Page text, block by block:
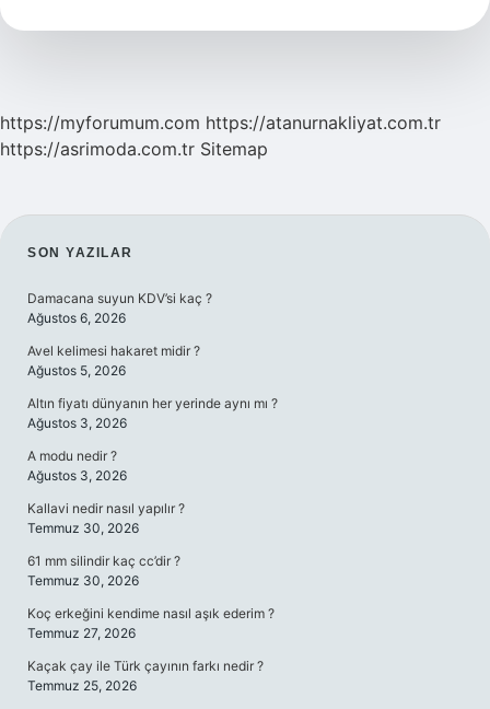
https://myforumum.com https://atanurnakliyat.com.tr
https://asrimoda.com.tr Sitemap
SIDEBAR
SON YAZILAR
Damacana suyun KDV’si kaç ?
Ağustos 6, 2026
Avel kelimesi hakaret midir ?
Ağustos 5, 2026
Altın fiyatı dünyanın her yerinde aynı mı ?
Ağustos 3, 2026
A modu nedir ?
Ağustos 3, 2026
Kallavi nedir nasıl yapılır ?
Temmuz 30, 2026
61 mm silindir kaç cc’dir ?
Temmuz 30, 2026
Koç erkeğini kendime nasıl aşık ederim ?
Temmuz 27, 2026
Kaçak çay ile Türk çayının farkı nedir ?
Temmuz 25, 2026